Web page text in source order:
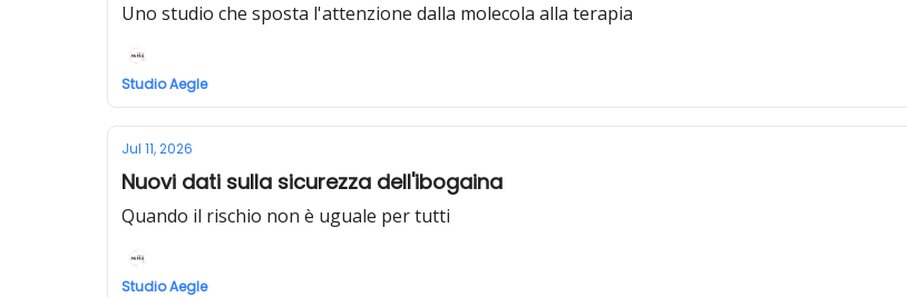
Uno studio che sposta l'attenzione dalla molecola alla terapia
Studio Aegle
Jul 11, 2026
Nuovi dati sulla sicurezza dell'ibogaina
Quando il rischio non è uguale per tutti
Studio Aegle